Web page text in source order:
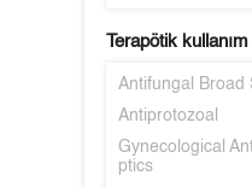
Terapötik kullanım
Antifungal Broad
Antiprotozoal
Gynecological
ptics